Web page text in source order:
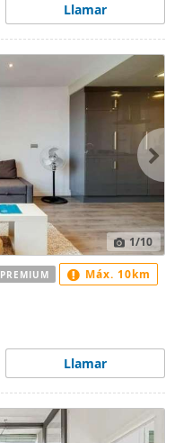
Llamar
1/10
Llamar
PREMIUM Máx. 10km